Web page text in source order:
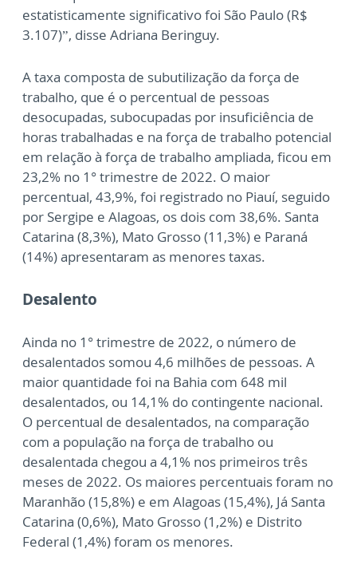
estatisticamente significativo foi São Paulo (R$
3.107)”, disse Adriana Beringuy.
A taxa composta de subutilização da força de
trabalho, que é o percentual de pessoas
desocupadas, subocupadas por insuficiência de
horas trabalhadas e na força de trabalho potencial
em relação à força de trabalho ampliada, ficou em
23,2% no 1° trimestre de 2022. O maior
percentual, 43,9%, foi registrado no Piauí, seguido
por Sergipe e Alagoas, os dois com 38,6%. Santa
Catarina (8,3%), Mato Grosso (11,3%) e Paraná
(14%) apresentaram as menores taxas.
Desalento
Ainda no 1° trimestre de 2022, o número de
desalentados somou 4,6 milhões de pessoas. A
maior quantidade foi na Bahia com 648 mil
desalentados, ou 14,1% do contingente nacional.
O percentual de desalentados, na comparação
com a população na força de trabalho ou
desalentada chegou a 4,1% nos primeiros três
meses de 2022. Os maiores percentuais foram no
Maranhão (15,8%) e em Alagoas (15,4%), Já Santa
Catarina (0,6%), Mato Grosso (1,2%) e Distrito
Federal (1,4%) foram os menores.